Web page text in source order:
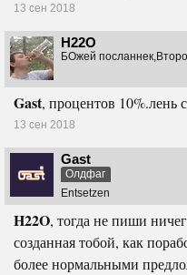
13 сен 2018
H22O
БОжей
Gast, процентов 10%.лень
13 сен 2018
Gast
Олдфаг
Entsetzen
H22O, тогда не пиши
созданная тобой, как
более нормальными